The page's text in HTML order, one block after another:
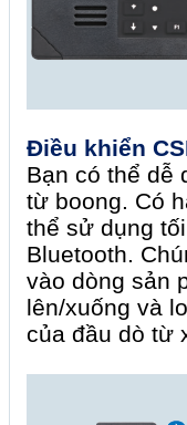
Điều khiển
Bạn có thể dễ
từ boong. Có
thể sử dụng
Bluetooth.
vào dòng sản
lên/xuống và
của đầu dò từ